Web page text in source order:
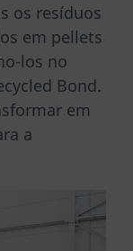
os resíduos
em pellets
los no
Bond.
em
a